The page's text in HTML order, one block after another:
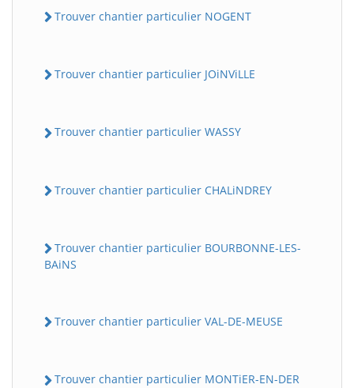
Trouver chantier particulier NOGENT
Trouver chantier particulier JOiNViLLE
Trouver chantier particulier WASSY
Trouver chantier particulier CHALiNDREY
Trouver chantier particulier BOURBONNE-LES-
BAiNS
Trouver chantier particulier VAL-DE-MEUSE
Trouver chantier particulier MONTiER-EN-DER